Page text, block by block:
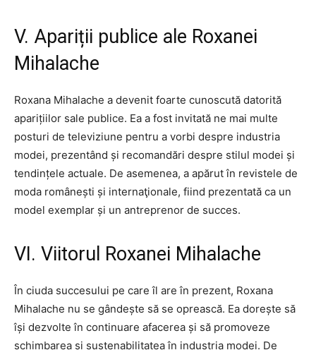
V. Apariții publice ale Roxanei
Mihalache
Roxana Mihalache a devenit foarte cunoscută datorită
aparițiilor sale publice. Ea a fost invitată ne mai multe
posturi de televiziune pentru a vorbi despre industria
modei, prezentând și recomandări despre stilul modei și
tendințele actuale. De asemenea, a apărut în revistele de
moda românești și internaţionale, fiind prezentată ca un
model exemplar și un antreprenor de succes.
VI. Viitorul Roxanei Mihalache
În ciuda succesului pe care îl are în prezent, Roxana
Mihalache nu se gândește să se oprească. Ea dorește să
își dezvolte în continuare afacerea și să promoveze
schimbarea și sustenabilitatea în industria modei. De